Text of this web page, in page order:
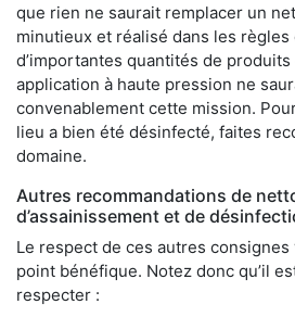
que rien ne saurait remplacer un
minutieux et réalisé dans les règles
d’importantes quantités de
application à haute pression ne
convenablement cette mission.
lieu a bien été désinfecté, faites
domaine.
Autres recommandations de
d’assainissement et de
Le respect de ces autres
point bénéfique. Notez donc qu’il
respecter :